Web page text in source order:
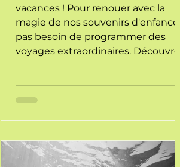
vacances ! Pour renouer avec la
magie de nos souvenirs d'enfance,
pas besoin de programmer des
voyages extraordinaires. Découvrez